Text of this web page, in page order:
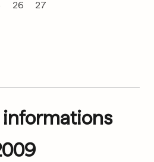
26 27
informations